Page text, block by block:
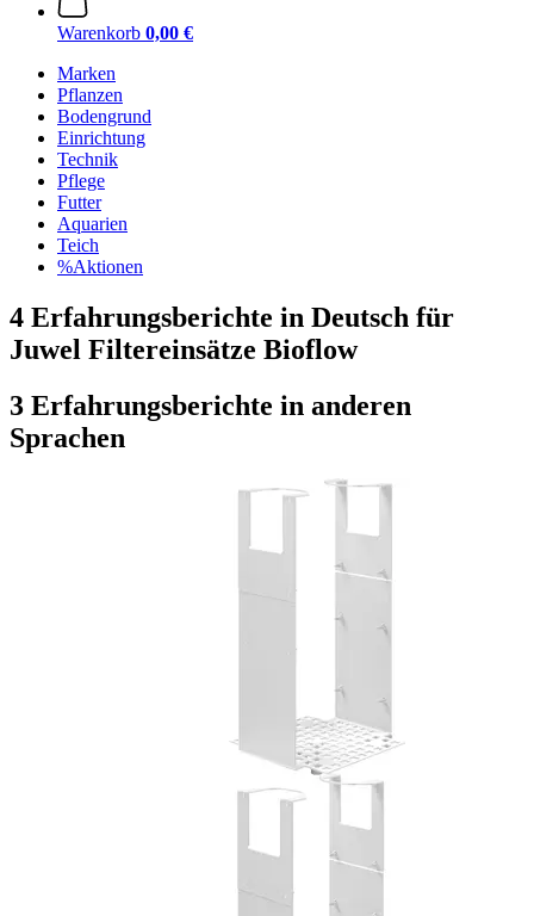
Warenkorb 0,00 €
Marken
Pflanzen
Bodengrund
Einrichtung
Technik
Pflege
Futter
Aquarien
Teich
%Aktionen
4 Erfahrungsberichte in Deutsch für
Juwel Filtereinsätze Bioflow
3 Erfahrungsberichte in anderen
Sprachen